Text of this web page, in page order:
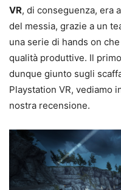
VR, di conseguenza, era
del messia, grazie a un
una serie di hands on
qualità produttive. Il
dunque giunto sugli
Playstation VR, vediamo
nostra recensione.